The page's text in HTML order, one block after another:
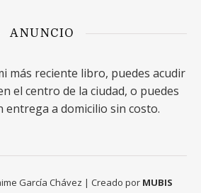
ANUNCIO
más reciente libro, puedes acudir
el centro de la ciudad, o puedes
entrega a domicilio sin costo.
García Chávez | Creado por MUBIS